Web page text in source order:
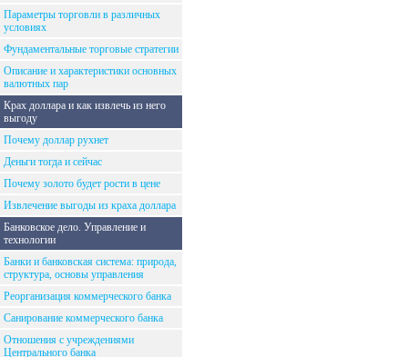
Параметры торговли в различных
условиях
Фундаментальные торговые стратегии
Описание и характеристики основных
валютных пар
Крах доллара и как извлечь из него
выгоду
Почему доллар рухнет
Деньги тогда и сейчас
Почему золото будет рости в цене
Извлечение выгоды из краха доллара
Банковское дело. Управление и
технологии
Банки и банковская система: природа,
структура, основы управления
Реорганизация коммерческого банка
Санирование коммерческого банка
Отношения с учреждениями
Центрального банка